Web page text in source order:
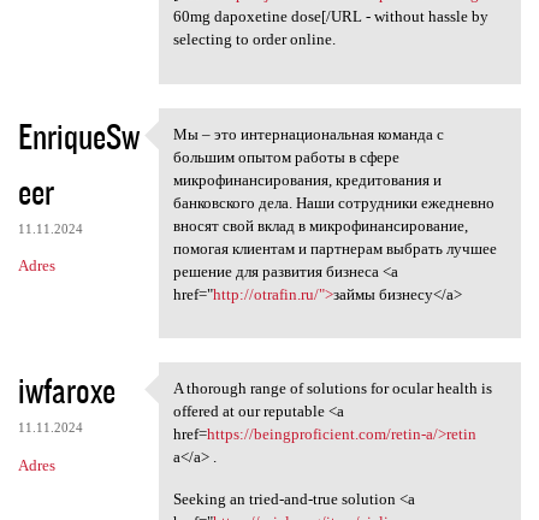
60mg dapoxetine dose[/URL - without hassle by
selecting to order online.
EnriqueSw
eer
11.11.2024
Adres
Мы – это интернациональная
Мы – это интернациональная команда с
большим опытом работы в сфере
микрофинансирования, кредитования и
банковского дела. Наши сотрудники ежедневно
вносят свой вклад в микрофинансирование,
помогая клиентам и партнерам выбрать лучшее
решение для развития бизнеса <a
href="http://otrafin.ru/">займы бизнесу</a>
iwfaroxe
11.11.2024
Adres
A thorough range of solutions
A thorough range of solutions for ocular health is
offered at our reputable <a
href=https://beingproficient.com/retin-a/>retin
a</a> .
Seeking an tried-and-true solution <a